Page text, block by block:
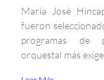
María José
fueron
programas de
orquestal más